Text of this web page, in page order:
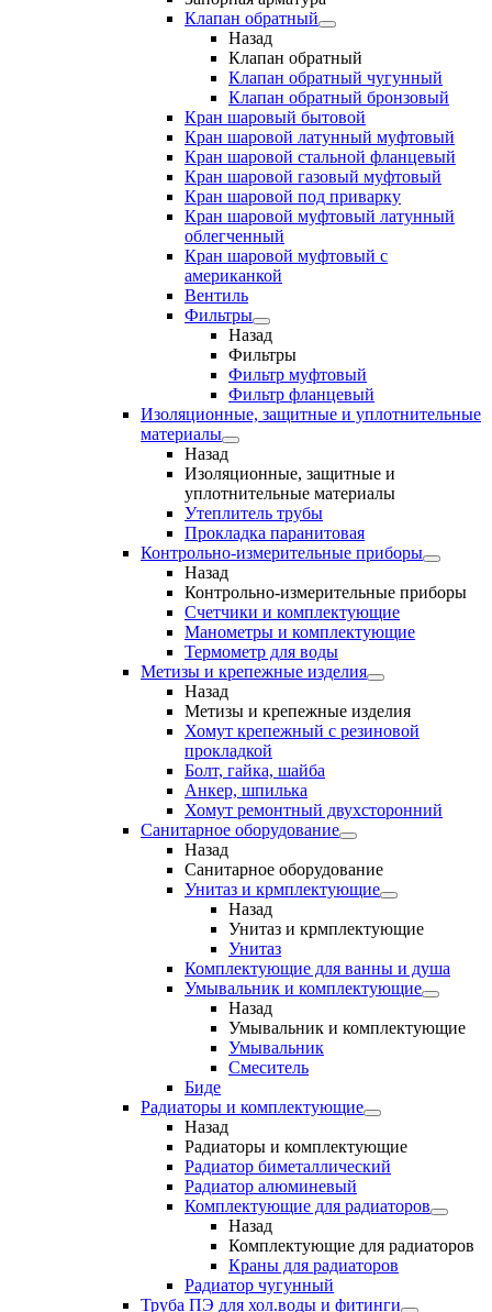
Клапан обратный
Назад
Клапан обратный
Клапан обратный чугунный
Клапан обратный бронзовый
Кран шаровый бытовой
Кран шаровой латунный муфтовый
Кран шаровой стальной фланцевый
Кран шаровой газовый муфтовый
Кран шаровой под приварку
Кран шаровой муфтовый латунный
облегченный
Кран шаровой муфтовый с
американкой
Вентиль
Фильтры
Назад
Фильтры
Фильтр муфтовый
Фильтр фланцевый
Изоляционные, защитные и уплотнительные
материалы
Назад
Изоляционные, защитные и
уплотнительные материалы
Утеплитель трубы
Прокладка паранитовая
Контрольно-измерительные приборы
Назад
Контрольно-измерительные приборы
Счетчики и комплектующие
Манометры и комплектующие
Термометр для воды
Метизы и крепежные изделия
Назад
Метизы и крепежные изделия
Хомут крепежный с резиновой
прокладкой
Болт, гайка, шайба
Анкер, шпилька
Хомут ремонтный двухсторонний
Санитарное оборудование
Назад
Санитарное оборудование
Унитаз и крмплектующие
Назад
Унитаз и крмплектующие
Унитаз
Комплектующие для ванны и душа
Умывальник и комплектующие
Назад
Умывальник и комплектующие
Умывальник
Смеситель
Биде
Радиаторы и комплектующие
Назад
Радиаторы и комплектующие
Радиатор биметаллический
Радиатор алюминевый
Комплектующие для радиаторов
Назад
Комплектующие для радиаторов
Краны для радиаторов
Радиатор чугунный
Труба ПЭ для хол.воды и фитинги